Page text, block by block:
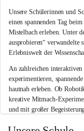
s
s
c
u
l
e
G
l
o
g
g
n
i
Unsere Schülerinnen und
einen spannenden Tag
Mistelbach erleben. Unter
ausprobieren“ verwandelte
Erlebniswelt der
An zahlreichen
experimentieren,
hautnah erleben. Ob
kreative Mitmach-
und mit großer
Besonders beeindruckend